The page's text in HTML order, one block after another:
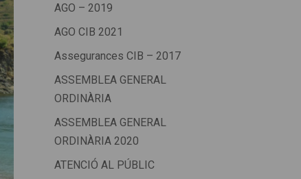
AGO – 2019
AGO CIB 2021
Assegurances CIB – 2017
ASSEMBLEA GENERAL
ORDINÀRIA
ASSEMBLEA GENERAL
ORDINÀRIA 2020
ATENCIÓ AL PÚBLIC